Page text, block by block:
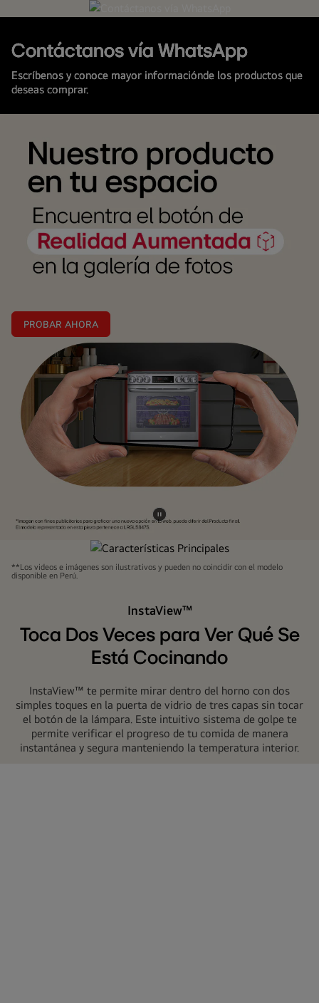
Contáctanos vía WhatsApp
Escríbenos y conoce mayor informaciónde los productos que
deseas comprar.
video
PROBAR AHORA
Características Principales
**Los videos e imágenes son ilustrativos y pueden no coincidir con el modelo
disponible en Perú.
InstaView™
Toca Dos Veces para Ver Qué Se
Está Cocinando
InstaView™ te permite mirar dentro del horno con dos
simples toques en la puerta de vidrio de tres capas sin tocar
el botón de la lámpara. Este intuitivo sistema de golpe te
permite verificar el progreso de tu comida de manera
instantánea y segura manteniendo la temperatura interior.